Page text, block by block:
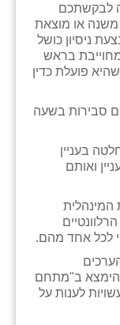
לבקשתכם
משנה או מוצאת
ניסיון כושל
בראש
פועלת כדין
סבירות בשעה
בעניין
ואותם
המינהלית
לכל אחד מהם.
להימצא ב"מתחם
לענות על